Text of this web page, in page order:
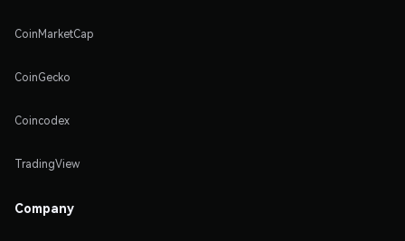
CoinMarketCap
CoinGecko
Coincodex
TradingView
Company